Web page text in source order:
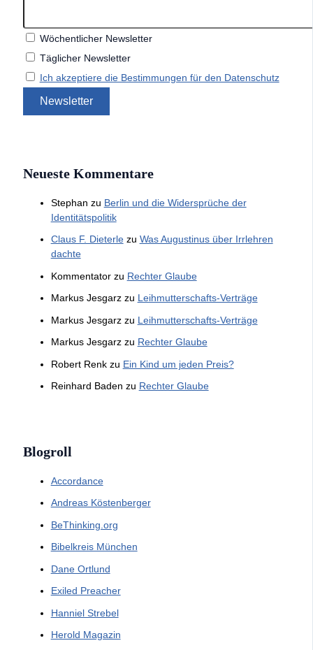
Wöchentlicher Newsletter
Täglicher Newsletter
Ich akzeptiere die Bestimmungen für den Datenschutz
Neueste Kommentare
Stephan zu Berlin und die Widersprüche der
Identitätspolitik
Claus F. Dieterlezu Was Augustinus über Irrlehren
dachte
Kommentatorzu Rechter Glaube
Markus Jesgarzzu Leihmutterschafts-Verträge
Markus Jesgarzzu Leihmutterschafts-Verträge
Markus Jesgarzzu Rechter Glaube
Robert Renkzu Ein Kind um jeden Preis?
Reinhard Baden zu Rechter Glaube
Blogroll
Accordance
Andreas Köstenberger
BeThinking.org
Bibelkreis München
Dane Ortlund
Exiled Preacher
Hanniel Strebel
Herold Magazin